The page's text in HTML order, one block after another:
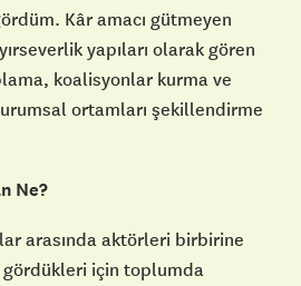
Kâr amacı gütmeyen
yapıları olarak gören
koalisyonlar kurma ve
ortamları şekillendirme
Ne?
arasında aktörleri birbirine
için toplumda